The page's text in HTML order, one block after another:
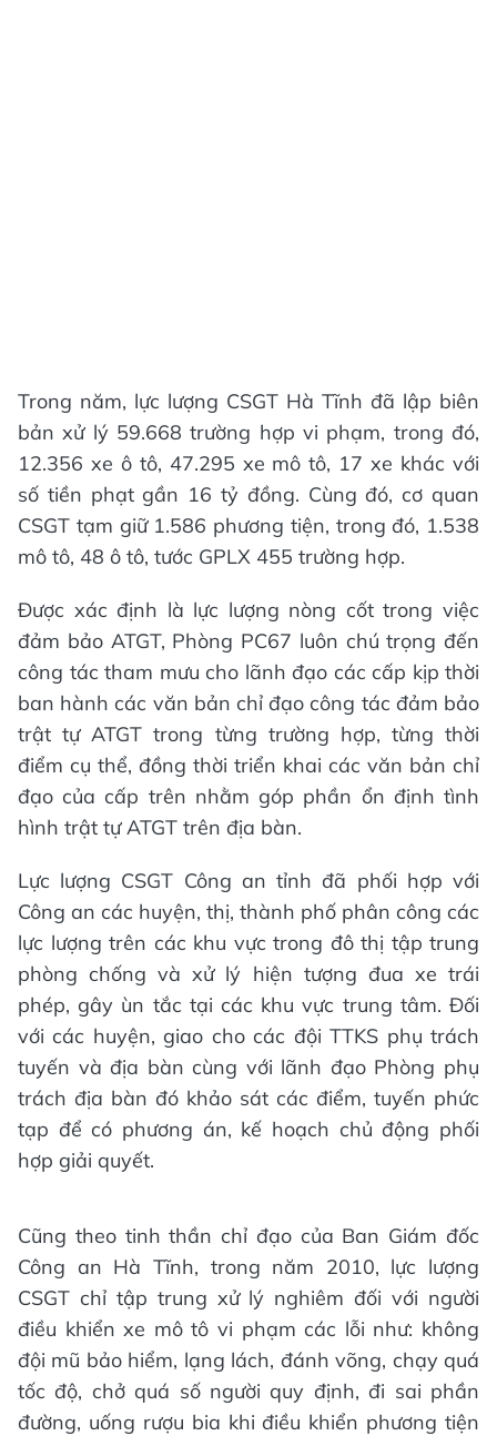
Trong năm, lực lượng CSGT Hà Tĩnh đã lập biên
bản xử lý 59.668 trường hợp vi phạm, trong đó,
12.356 xe ô tô, 47.295 xe mô tô, 17 xe khác với
số tiền phạt gần 16 tỷ đồng. Cùng đó, cơ quan
CSGT tạm giữ 1.586 phương tiện, trong đó, 1.538
mô tô, 48 ô tô, tước GPLX 455 trường hợp.
Được xác định là lực lượng nòng cốt trong việc
đảm bảo ATGT, Phòng PC67 luôn chú trọng đến
công tác tham mưu cho lãnh đạo các cấp kịp thời
ban hành các văn bản chỉ đạo công tác đảm bảo
trật tự ATGT trong từng trường hợp, từng thời
điểm cụ thể, đồng thời triển khai các văn bản chỉ
đạo của cấp trên nhằm góp phần ổn định tình
hình trật tự ATGT trên địa bàn.
Lực lượng CSGT Công an tỉnh đã phối hợp với
Công an các huyện, thị, thành phố phân công các
lực lượng trên các khu vực trong đô thị tập trung
phòng chống và xử lý hiện tượng đua xe trái
phép, gây ùn tắc tại các khu vực trung tâm. Đối
với các huyện, giao cho các đội TTKS phụ trách
tuyến và địa bàn cùng với lãnh đạo Phòng phụ
trách địa bàn đó khảo sát các điểm, tuyến phức
tạp để có phương án, kế hoạch chủ động phối
hợp giải quyết.
Cũng theo tinh thần chỉ đạo của Ban Giám đốc
Công an Hà Tĩnh, trong năm 2010, lực lượng
CSGT chỉ tập trung xử lý nghiêm đối với người
điều khiển xe mô tô vi phạm các lỗi như: không
đội mũ bảo hiểm, lạng lách, đánh võng, chạy quá
tốc độ, chở quá số người quy định, đi sai phần
đường, uống rượu bia khi điều khiển phương tiện